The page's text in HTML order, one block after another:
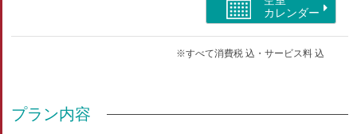
カレンダー
※すべて消費税 込・サービス料 込
プラン内容